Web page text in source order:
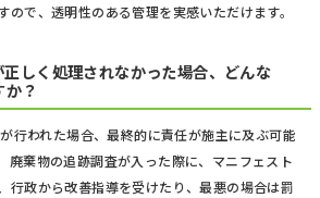
ので、透明性のある管理を実感いただけます。
しく処理されなかった場合、どんな
？
行われた場合、最終的に責任が施主に及ぶ可能
廃棄物の追跡調査が入った際に、マニフェスト
行政から改善指導を受けたり、最悪の場合は罰